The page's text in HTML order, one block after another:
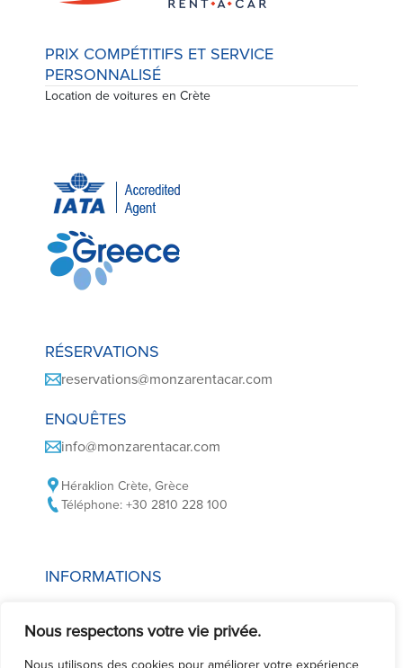
Nous respectons votre vie privée.
Nous utilisons des cookies pour améliorer votre expérience
PRIX COMPÉTITIFS ET SERVICE
PERSONNALISÉ
Location de voitures en Crète
RÉSERVATIONS
reservations@monzarentacar.com
ENQUÊTES
info@monzarentacar.com
Héraklion Crète, Grèce
Téléphone: +30 2810 228 100
INFORMATIONS
Politique de confidentialité